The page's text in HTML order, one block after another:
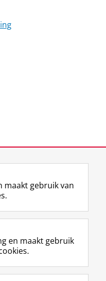
F
a
e
b
o
L
i
k
e
I
R
S
-
f
e
I
n
t
r
Y
o
T
e
maakt gebruik van
en maakt gebruik